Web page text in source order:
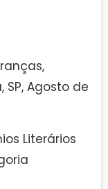
SP, Agosto de
Literários